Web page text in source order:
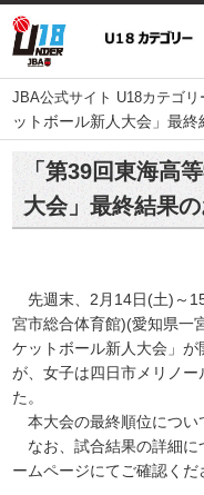
JBA公式サイト U18カテゴリ
ットボール新人大会」最
「第39回東海高
大会」最終結果
先週末、2月14日(土)～
宮市総合体育館)(愛知県一
ケットボール新人大会」
が、女子は四日市メリノ
た。
本大会の最終順位につい
なお、試合結果の詳細に
ームページにてご確認くだ